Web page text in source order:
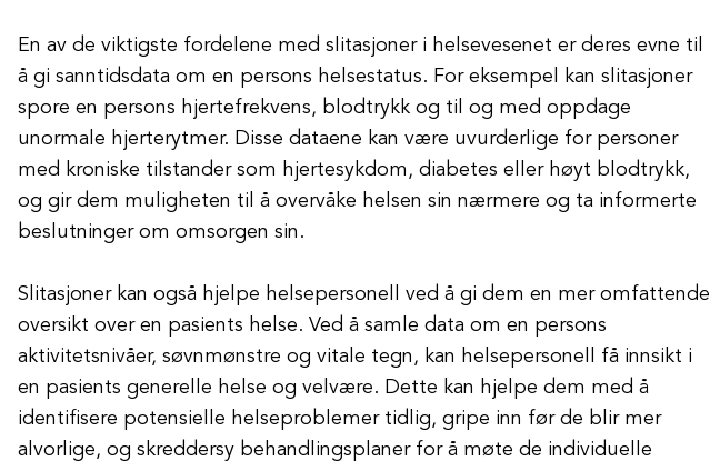
En av de viktigste fordelene med slitasjoner i helsevesenet er deres evne til
å gi sanntidsdata om en persons helsestatus. For eksempel kan slitasjoner
spore en persons hjertefrekvens, blodtrykk og til og med oppdage
unormale hjerterytmer. Disse dataene kan være uvurderlige for personer
med kroniske tilstander som hjertesykdom, diabetes eller høyt blodtrykk,
og gir dem muligheten til å overvåke helsen sin nærmere og ta informerte
beslutninger om omsorgen sin.
Slitasjoner kan også hjelpe helsepersonell ved å gi dem en mer omfattende
oversikt over en pasients helse. Ved å samle data om en persons
aktivitetsnivåer, søvnmønstre og vitale tegn, kan helsepersonell få innsikt i
en pasients generelle helse og velvære. Dette kan hjelpe dem med å
identifisere potensielle helseproblemer tidlig, gripe inn før de blir mer
alvorlige, og skreddersy behandlingsplaner for å møte de individuelle